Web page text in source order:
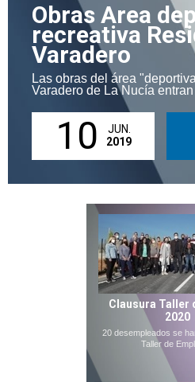
Obras Area
recreativa
Varadero
Las obras del área
Varadero de La Nucía entran
10
JUN.
2019
Clausura Taller
2020
20 desempleados se
Taller de